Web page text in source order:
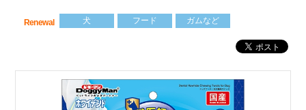
採用情報
Renewal 犬 フード ガムなど